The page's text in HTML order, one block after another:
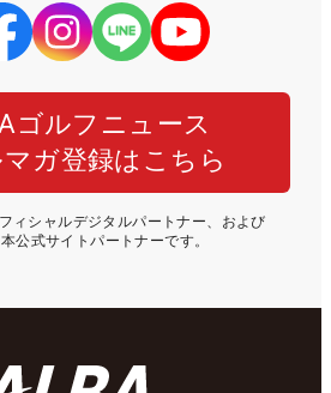
ゴルフニュース
ガ登録はこちら
ィシャルデジタルパートナー、および
公式サイトパートナーです。